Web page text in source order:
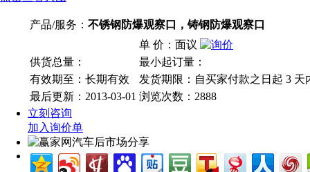
产品/服务： 不锈钢防爆观察口，铸钢防爆观察口
单 价：面议
供货总量：
最小起订量：
有效期至：长期有效
发货期限：自买家付款之日起 3 天
最后更新：2013-03-01 浏览次数： 2888
立刻咨询
加入询价单